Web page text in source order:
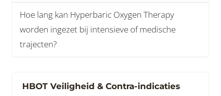
Hoe lang kan Hyperbaric Oxygen Therapy
worden ingezet bij intensieve of medische
trajecten?
HBOT Veiligheid & Contra-indicaties